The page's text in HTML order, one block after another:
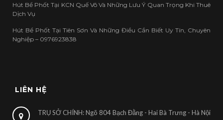
Hút Bể Phốt Tại KCN Quế Võ Và Những Lưu Ý Quan Trọng Khi Thuê
Dịch Vụ
Hút Bể Phốt Tại Tiên Sơn Và Những Điều Cần Biết Uy Tín, Chuyên
Nghiệp – 0976923838
LIÊN HỆ
TRỤ SỞ CHÍNH: Ngõ 804 Bạch Đằng - Hai Bà Trưng - Hà Nội